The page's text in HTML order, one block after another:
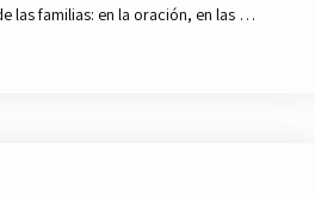
las familias: en la oración, en las …